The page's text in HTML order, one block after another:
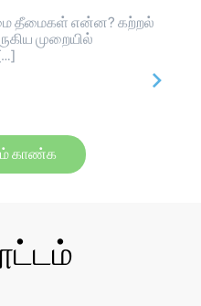
தீமைகள் என்ன? கற்றல்
முறையில்
காண்க